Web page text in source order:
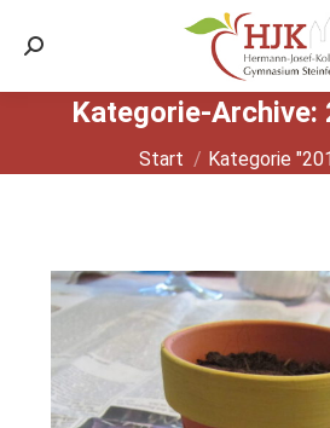
Search:
Kategorie-Archive:
Sie befinden sich hier:
Start Kategorie